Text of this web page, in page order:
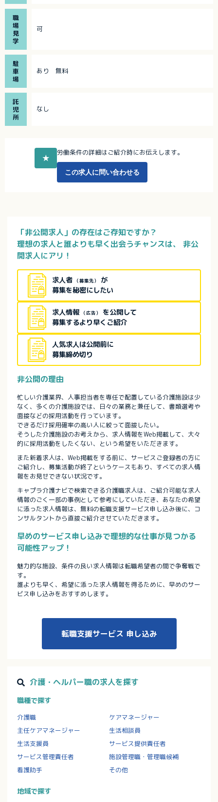
職
場
見
学
可
駐
車
場
あり 無料
託
児
所
なし
★
労働条件の詳細はご紹介時にお伝えします。
この求人に問い合わせる
「非公開求人」の存在はご存知ですか？
理想の求人と誰よりも早く出会うチャンスは、
非公
開求人にアリ！
求人者 （募集先）
が
募集を秘密にしたい
求人情報 （広告）
を公開して
募集するより早くご紹介
人気求人は公開前に
募集締め切り
非公開の理由
忙しい介護業界、人事担当者を専任で配置している介護施設は少
なく、多くの介護施設では、日々の業務と兼任して、書類選考や
面接などの採用活動を行っています。
できるだけ採用確率の高い人に絞って面接したい。
そうした介護施設のお考えから、求人情報をWeb掲載して、大々
的に採用活動をしたくない、という希望をいただきます。
また新着求人は、Web掲載をする前に、サービスご登録者の方に
ご紹介し、募集活動が終了というケースもあり、すべての求人情
報をお見せできない状況です。
キャプラ介護ナビで検索できる介護職求人は、ご紹介可能な求人
情報のごく一部の事例として参考にしていただき、あなたの希望
に添った求人情報は、無料の転職支援サービス申し込み後に、コ
ンサルタントから直接ご紹介させていただきます。
早めのサービス申し込みで理想的な仕事が見つかる
可能性アップ！
魅力的な施設、条件の良い求人情報は転職希望者の間で争奪戦で
す。
誰よりも早く、希望に添った求人情報を得るために、早めのサー
ビス申し込みをおすすめします。
転職支援サービス 申し込み
介護・ヘルパー職の求人を探す
職種で探す
介護職
ケアマネージャー
主任ケアマネージャー
生活相談員
生活支援員
サービス提供責任者
サービス管理責任者
施設管理職・管理職候補
看護助手
その他
地域で探す